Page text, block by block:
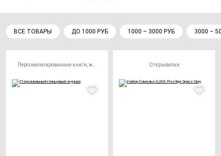
ВСЕ ТОВАРЫ ДО 1000 РУБ 1000 – 3000 РУБ 3000 –
Открывалки